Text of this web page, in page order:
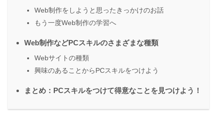
Web制作をしようと思ったきっかけのお話
もう一度Web制作の学習へ
Web制作などPCスキルのさまざまな種類
Webサイトの種類
興味のあることからPCスキルをつけよう
まとめ：PCスキルをつけて得意なことを見つけよう！